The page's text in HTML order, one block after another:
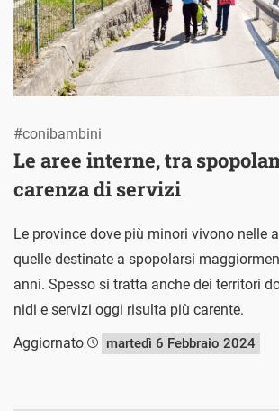
Le aree interne, tra
carenza di servizi
#conibambini
Le province dove più minori vivono nelle
quelle destinate a spopolarsi
anni. Spesso si tratta anche dei territori
nidi e servizi oggi risulta più carente.
Aggiornato
martedì 6 Febbraio 2024